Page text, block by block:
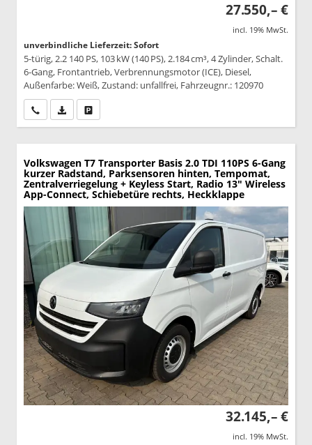
27.550,– €
incl. 19% MwSt.
unverbindliche Lieferzeit: Sofort
5-türig, 2.2 140 PS, 103 kW (140 PS), 2.184 cm³, 4 Zylinder, Schalt.
6-Gang, Frontantrieb, Verbrennungsmotor (ICE), Diesel,
Außenfarbe: Weiß, Zustand: unfallfrei, Fahrzeugnr.: 120970
Wir rufen Sie anPDF-Datei, Fahrzeugexposé drucken
Volkswagen T7 Transporter Basis 2.0 TDI 110PS 6-Gang
kurzer Radstand, Parksensoren hinten, Tempomat,
Zentralverriegelung + Keyless Start, Radio 13" Wireless
App-Connect, Schiebetüre rechts, Heckklappe
32.145,– €
incl. 19% MwSt.